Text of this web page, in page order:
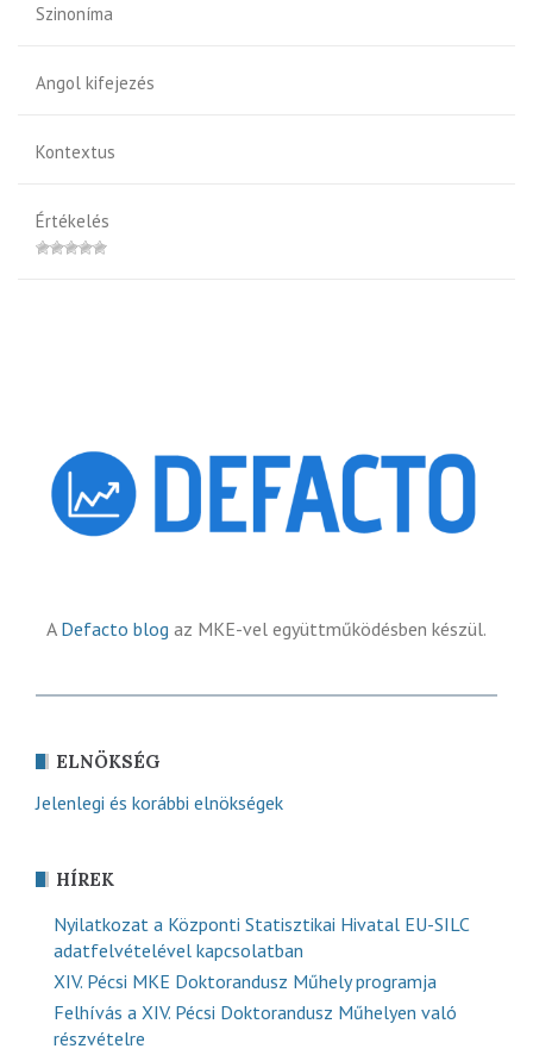
Szinoníma
Angol kifejezés
Kontextus
Értékelés
A Defacto blog az MKE-vel együttműködésben készül.
ELNÖKSÉG
Jelenlegi és korábbi elnökségek
HÍREK
Nyilatkozat a Központi Statisztikai Hivatal EU-SILC
adatfelvételével kapcsolatban
XIV. Pécsi MKE Doktorandusz Műhely programja
Felhívás a XIV. Pécsi Doktorandusz Műhelyen való
részvételre